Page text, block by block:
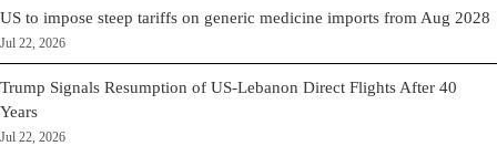
US to impose steep tariffs on generic medicine imports from Aug 2028
Jul 22, 2026
Trump Signals Resumption of US-Lebanon Direct Flights After 40
Years
Jul 22, 2026